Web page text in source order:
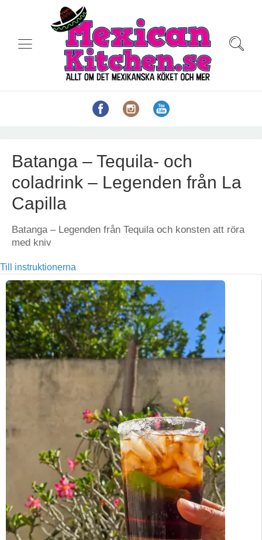
Batanga – Tequila- och
coladrink – Legenden från La
Capilla
Batanga – Legenden från Tequila och konsten att röra
med kniv
Till instruktionerna